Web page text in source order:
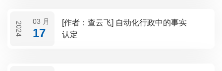
2024 03 月
17
[作者：查云飞] 自动化行政中的事实
认定